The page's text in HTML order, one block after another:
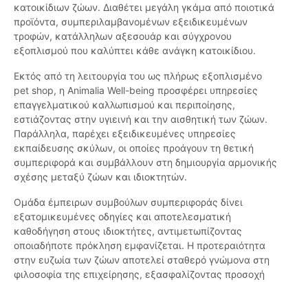
κατοικίδιων ζώων. Διαθέτει μεγάλη γκάμα από ποιοτικά
προϊόντα, συμπεριλαμβανομένων εξειδικευμένων
τροφών, κατάλληλων αξεσουάρ και σύγχρονου
εξοπλισμού που καλύπτει κάθε ανάγκη κατοικίδιου.
Εκτός από τη λειτουργία του ως πλήρως εξοπλισμένο
pet shop, η Animalia Well-being προσφέρει υπηρεσίες
επαγγελματικού καλλωπισμού και περιποίησης,
εστιάζοντας στην υγιεινή και την αισθητική των ζώων.
Παράλληλα, παρέχει εξειδικευμένες υπηρεσίες
εκπαίδευσης σκύλων, οι οποίες προάγουν τη θετική
συμπεριφορά και συμβάλλουν στη δημιουργία αρμονικής
σχέσης μεταξύ ζώων και ιδιοκτητών.
Ομάδα έμπειρων συμβούλων συμπεριφοράς δίνει
εξατομικευμένες οδηγίες και αποτελεσματική
καθοδήγηση στους ιδιοκτήτες, αντιμετωπίζοντας
οποιαδήποτε πρόκληση εμφανίζεται. Η προτεραιότητα
στην ευζωία των ζώων αποτελεί σταθερό γνώμονα στη
φιλοσοφία της επιχείρησης, εξασφαλίζοντας προσοχή